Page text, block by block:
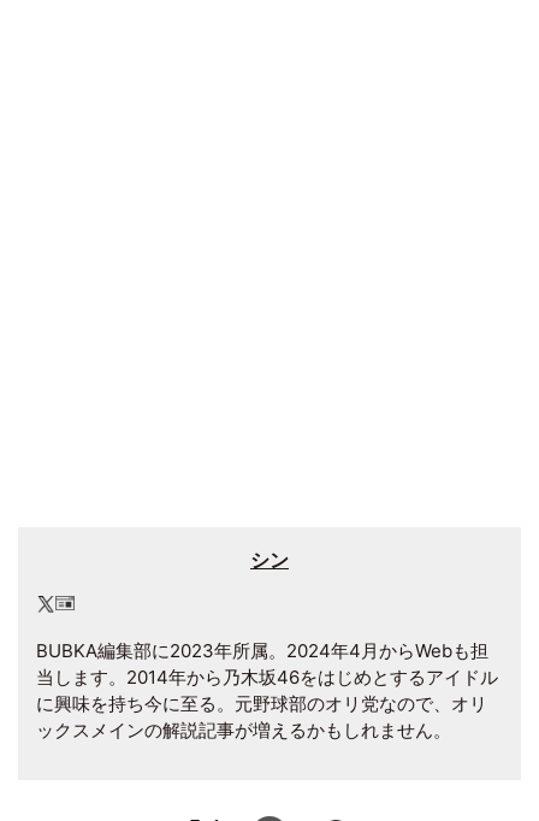
シン
BUBKA編集部に2023年所属。2024年4月からWebも担
当します。2014年から乃木坂46をはじめとするアイドル
に興味を持ち今に至る。元野球部のオリ党なので、オリ
ックスメインの解説記事が増えるかもしれません。